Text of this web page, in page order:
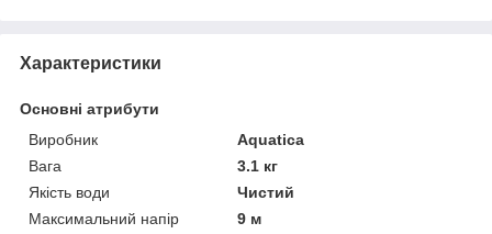
Характеристики
Основні атрибути
Виробник
Aquatica
Вага
3.1 кг
Якість води
Чистий
Максимальний напір
9 м